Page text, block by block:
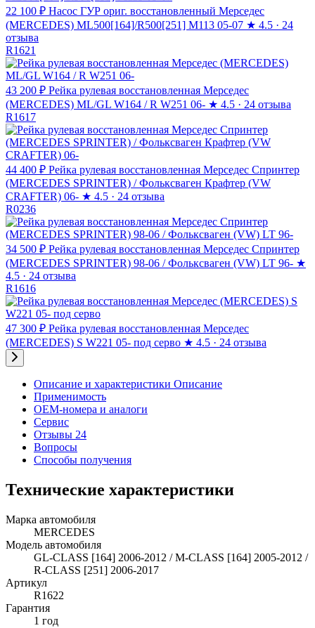
22 100 ₽ Насос ГУР ориг. восстановленный Мерседес
(MERCEDES) ML500[164]/R500[251] M113 05-07 ★ 4.5 · 24
отзыва
R1621
43 200 ₽ Рейка рулевая восстановленная Мерседес
(MERCEDES) ML/GL W164 / R W251 06- ★ 4.5 · 24 отзыва
R1617
44 400 ₽ Рейка рулевая восстановленная Мерседес Спринтер
(MERCEDES SPRINTER) / Фольксваген Крафтер (VW
CRAFTER) 06- ★ 4.5 · 24 отзыва
R0236
34 500 ₽ Рейка рулевая восстановленная Мерседес Спринтер
(MERCEDES SPRINTER) 98-06 / Фольксваген (VW) LT 96- ★
4.5 · 24 отзыва
R1616
47 300 ₽ Рейка рулевая восстановленная Мерседес
(MERCEDES) S W221 05- под серво ★ 4.5 · 24 отзыва
Описание и характеристики Описание
Применимость
OEM-номера и аналоги
Сервис
Отзывы 24
Вопросы
Способы получения
Технические характеристики
Марка автомобиля
MERCEDES
Модель автомобиля
GL-CLASS [164] 2006-2012 / M-CLASS [164] 2005-2012 /
R-CLASS [251] 2006-2017
Артикул
R1622
Гарантия
1 год